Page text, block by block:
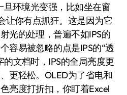
旦环境光变强，比如坐在窗
让你有点抓狂。这是因为它
光的处理，普遍不如IPS的
容易被忽略的点是IPS的“透
文档时，IPS的全局亮度更
更轻松。OLED为了省电和
亮度打折扣，你盯着Excel